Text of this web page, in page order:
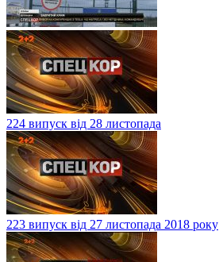
224 випуск від 28 листопада
223 випуск від 27 листопада 2018 року